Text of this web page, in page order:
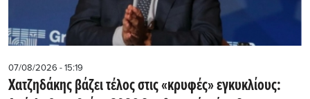
07/08/2026 - 15:19
Χατζηδάκης βάζει τέλος στις «κρυφές» εγκυκλίους: